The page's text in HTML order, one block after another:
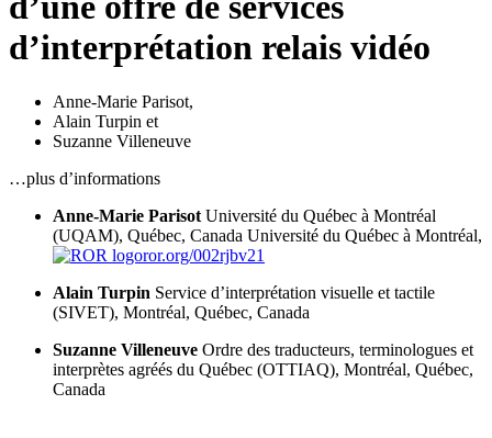
d’interprétation relais vidéo
Anne-Marie Parisot,
Alain Turpin et
Suzanne Villeneuve
…plus d’informations
Anne-Marie Parisot Université du Québec à Montréal
(UQAM), Québec, Canada Université du Québec à Montréal,
ror.org/002rjbv21
Alain Turpin Service d’interprétation visuelle et tactile
(SIVET), Montréal, Québec, Canada
Suzanne Villeneuve Ordre des traducteurs, terminologues et
interprètes agréés du Québec (OTTIAQ), Montréal, Québec,
Canada